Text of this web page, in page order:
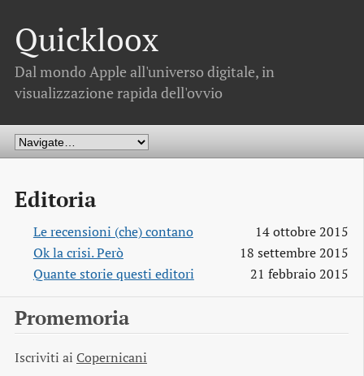
Quickloox
Dal mondo Apple all'universo digitale, in
visualizzazione rapida dell'ovvio
Editoria
Le recensioni (che) contano
14 ottobre 2015
Ok la crisi. Però
18 settembre 2015
Quante storie questi editori
21 febbraio 2015
Promemoria
Iscriviti ai Copernicani